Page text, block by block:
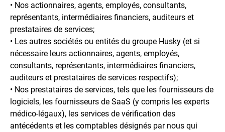
• Nos actionnaires, agents, employés, consultants,
représentants, intermédiaires financiers, auditeurs et
prestataires de services;
• Les autres sociétés ou entités du groupe Husky (et si
nécessaire leurs actionnaires, agents, employés,
consultants, représentants, intermédiaires financiers,
auditeurs et prestataires de services respectifs);
• Nos prestataires de services, tels que les fournisseurs de
logiciels, les fournisseurs de SaaS (y compris les experts
médico-légaux), les services de vérification des
antécédents et les comptables désignés par nous qui